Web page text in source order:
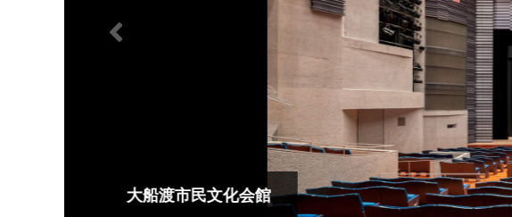
大船渡市民文化会館